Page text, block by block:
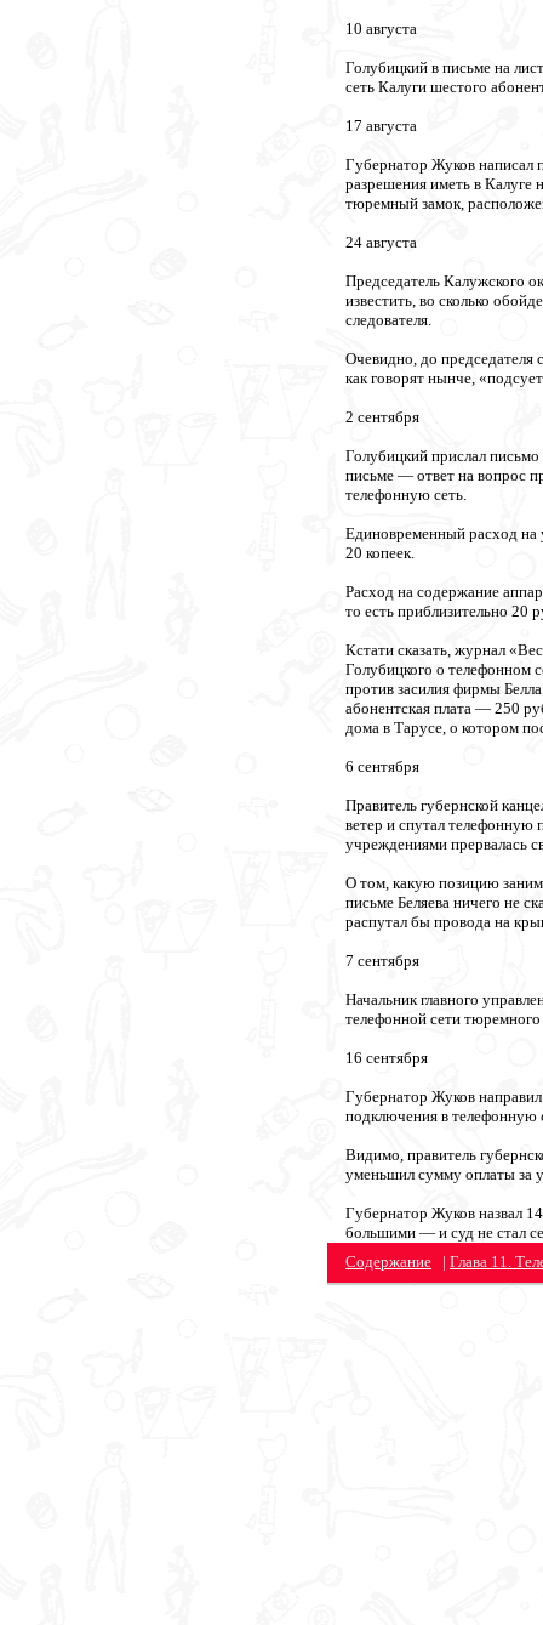
10 августа
Голубицкий в письме на
сеть Калуги шестого
17 августа
Губернатор Жуков написал
разрешения иметь в Калуге
тюремный замок,
24 августа
Председатель Калужского
известить, во сколько
следователя.
Очевидно, до
как говорят нынче,
2 сентября
Голубицкий прислал
письме — ответ на вопрос
телефонную сеть.
Единовременный расход на
20 копеек.
Расход на содержание
то есть приблизительно 20
Кстати сказать, журнал
Голубицкого о телефонном
против засилия фирмы
абонентская плата — 250
дома в Тарусе, о котором
6 сентября
Правитель губернской
ветер и спутал телефонную
учреждениями прервалась
О том, какую позицию
письме Беляева ничего не
распутал бы провода на
7 сентября
Начальник главного
телефонной сети тюремного
16 сентября
Губернатор Жуков
подключения в телефонную
Видимо, правитель
уменьшил сумму оплаты за
Губернатор Жуков назвал
большими — и суд не стал
Содержание | Глава 11.